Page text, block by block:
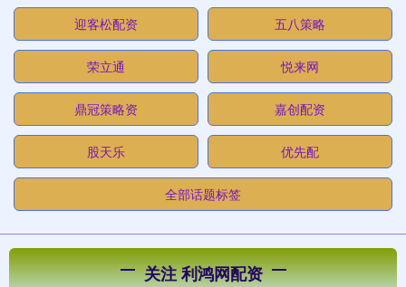
迎客松配资 五八策略
荣立通 悦来网
鼎冠策略资 嘉创配资
股天乐 优先配
全部话题标签
关注 利鸿网配资